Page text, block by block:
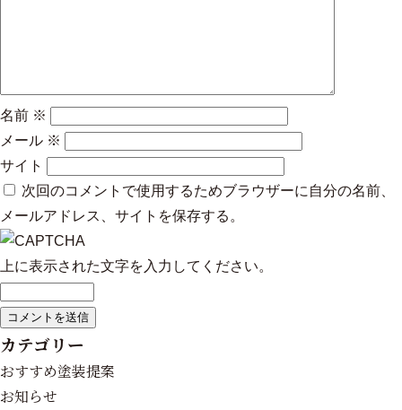
名前 ※
メール ※
サイト
次回のコメントで使用するためブラウザーに自分の名前、
メールアドレス、サイトを保存する。
上に表示された文字を入力してください。
カテゴリー
おすすめ塗装提案
お知らせ